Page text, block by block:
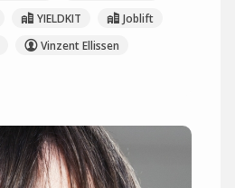
YIELDKIT
Joblift
Vinzent Ellissen